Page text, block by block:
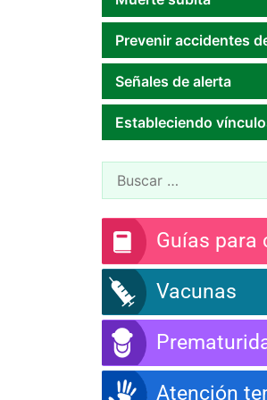
Prevenir accidentes
Señales de alerta
Estableciendo
Guías para
Vacunas
Atención